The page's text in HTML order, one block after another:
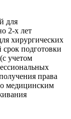
для
2-х лет
хирургических
подготовки
учетом
права
медицинским